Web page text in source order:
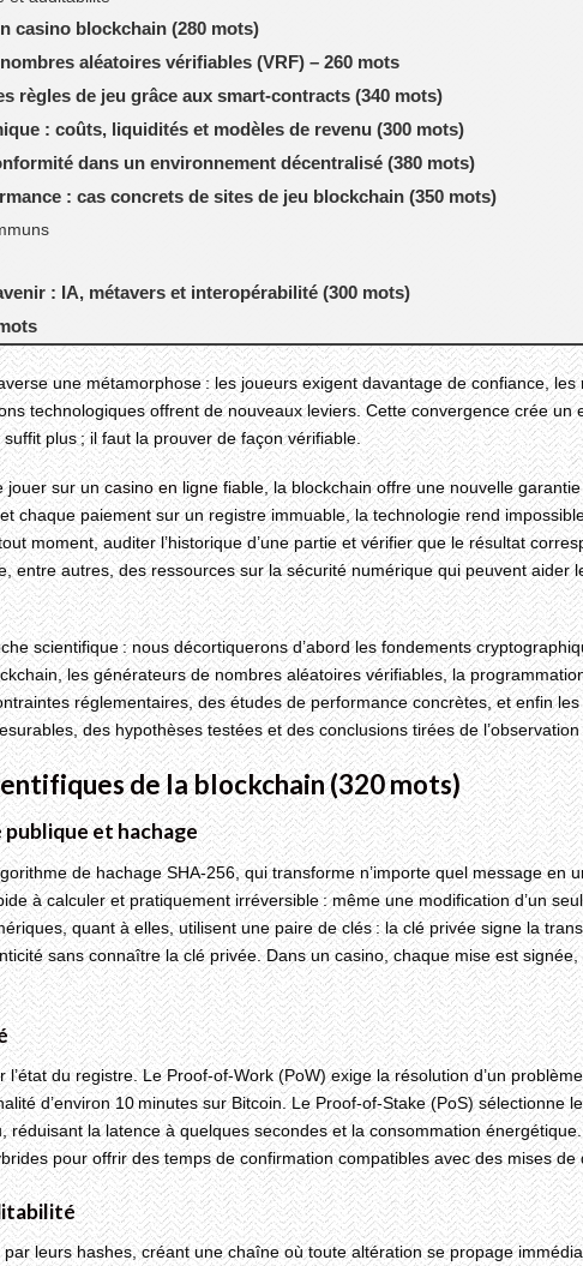
casino blockchain (280 mots)
aléatoires vérifiables (VRF) – 260 mots
règles de jeu grâce aux smart‑contracts (340 mots)
: coûts, liquidités et modèles de revenu (300 mots)
dans un environnement décentralisé (380 mots)
: cas concrets de sites de jeu blockchain (350 mots)
: IA, métavers et interopérabilité (300 mots)
une métamorphose : les joueurs exigent davantage de confiance,
technologiques offrent de nouveaux leviers. Cette convergence crée un
plus ; il faut la prouver de façon vérifiable.
jouer sur uncasino en ligne fiable, la blockchain offre une nouvelle
chaque paiement sur un registre immuable, la technologie rend
moment, auditer l’historique d’une partie et vérifier que le résultat
entre autres, des ressources sur la sécurité numérique qui peuvent aider
scientifique : nous décortiquerons d’abord les fondements
les générateurs de nombres aléatoires vérifiables, la
réglementaires, des études de performance concrètes, et enfin
des hypothèses testées et des conclusions tirées de
de la blockchain (320 mots)
et hachage
de hachage SHA‑256, qui transforme n’importe quel message en
à calculer et pratiquement irréversible : même une modification d’un
quant à elles, utilisent une paire de clés : la clé privée signe la
sans connaître la clé privée. Dans un casino, chaque mise est
l’état du registre. Le Proof‑of‑Work (PoW) exige la résolution d’un
d’environ 10 minutes sur Bitcoin. Le Proof‑of‑Stake (PoS) sélectionne
réduisant la latence à quelques secondes et la consommation
pour offrir des temps de confirmation compatibles avec des mises de
leurs hashes, créant une chaîne où toute altération se propage